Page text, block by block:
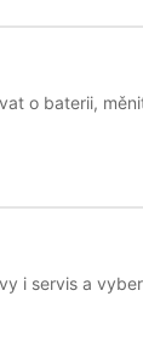
o baterii,
i servis a